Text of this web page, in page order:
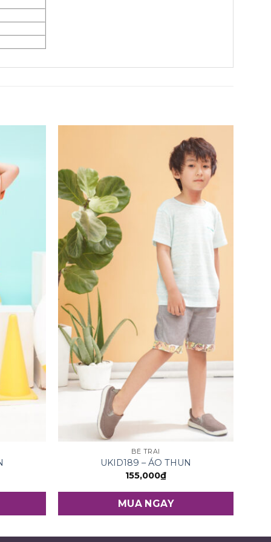
BÉ TRAI
UKID189 – ÁO THUN
155,000₫
MUA NGAY